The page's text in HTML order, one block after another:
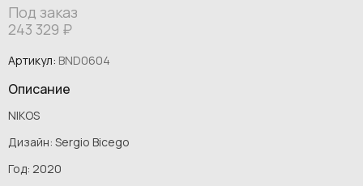
Под заказ
243 329 ₽
Артикул: BND0604
Описание
NIKOS
Дизайн: Sergio Bicego
Год: 2020